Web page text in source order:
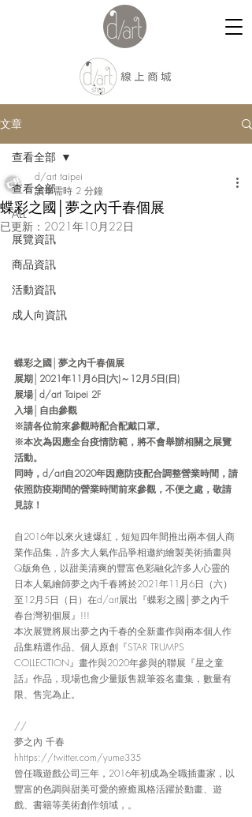
文章
查看全部
ALL
展覽資訊
商品資訊
活動資訊
成人向資訊
查看全部
蝶彩之國│夢之內千春個展
d/art taipei
讀畢需時 2 分鐘
已更新： 2021年10月22日
蝶彩之國│夢之內千春個展
展期│2021年11月6日(六)～12月5日(日)
展場│d/art Taipei 2F
入場│自由參觀
※請各位前來參觀時配合配戴口罩。
※本次為因應全台疫情防範，將不會舉辦相關之展覽
活動。
同時，d/art自2020年因應防疫配合調整營業時間，請
依照防疫期間的營業時間前來參觀，不便之處，敬請
見諒！
自2016年以來火速爆紅，短短四年間推出兩本個人商
業作品集，許多大人氣作品爭相邀約繪製美術插畫與
Q版角色，以甜美清爽的豐富色彩融化許多人心靈的
日本人氣繪師夢之內千春將於2021年11月6日（六）
至12月5日（日）在d/art展出『蝶彩之國│夢之內千
春台灣初個展』!!!
本次展覽將展出夢之內千春的全新畫作與兩本個人作
品集精選作品、個人原創『STAR TRUMPS
COLLECTION』畫作與2020年參與的聯展『星之童
話』作品，現場也會少量販售親筆簽名畫集，數量有
限、售完為止。
//
夢之內 千春
hhttps://twitter.com/yume335
曾任職遊戲公司三年，2016年初成為全職插畫家，以
豐富的色調與甜美可愛的療癒風格活躍於動畫、遊
戲、書籍等美術創作領域，。